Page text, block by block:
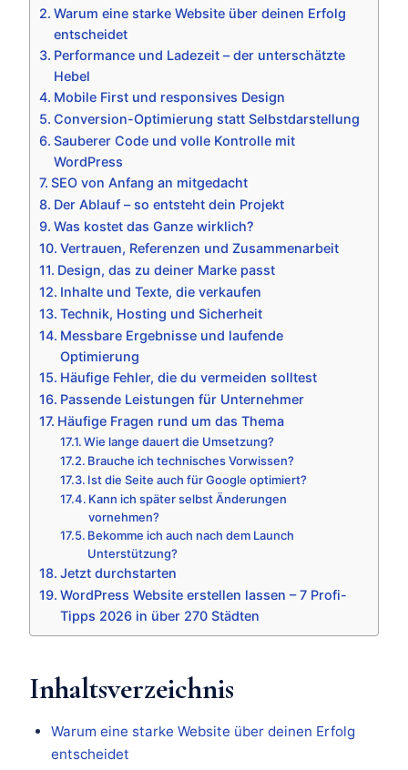
Warum eine starke Website über deinen Erfolg
entscheidet
Performance und Ladezeit – der unterschätzte
Hebel
Mobile First und responsives Design
Conversion-Optimierung statt Selbstdarstellung
Sauberer Code und volle Kontrolle mit
WordPress
SEO von Anfang an mitgedacht
Der Ablauf – so entsteht dein Projekt
Was kostet das Ganze wirklich?
Vertrauen, Referenzen und Zusammenarbeit
Design, das zu deiner Marke passt
Inhalte und Texte, die verkaufen
Technik, Hosting und Sicherheit
Messbare Ergebnisse und laufende
Optimierung
Häufige Fehler, die du vermeiden solltest
Passende Leistungen für Unternehmer
Häufige Fragen rund um das Thema
Wie lange dauert die Umsetzung?
Brauche ich technisches Vorwissen?
Ist die Seite auch für Google optimiert?
Kann ich später selbst Änderungen
vornehmen?
Bekomme ich auch nach dem Launch
Unterstützung?
Jetzt durchstarten
WordPress Website erstellen lassen – 7 Profi-
Tipps 2026 in über 270 Städten
Inhaltsverzeichnis
Warum eine starke Website über deinen Erfolg
entscheidet